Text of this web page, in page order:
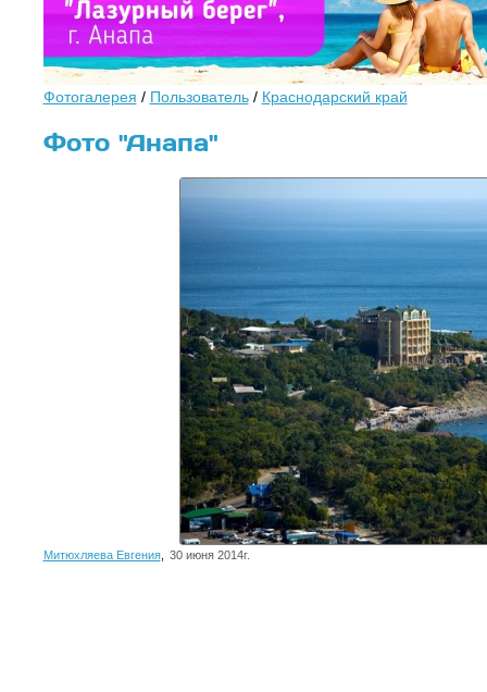
Фотогалерея / Пользователь/ Краснодарский край
Фото "Анапа"
Митюхляева Евгения, 30 июня 2014г.